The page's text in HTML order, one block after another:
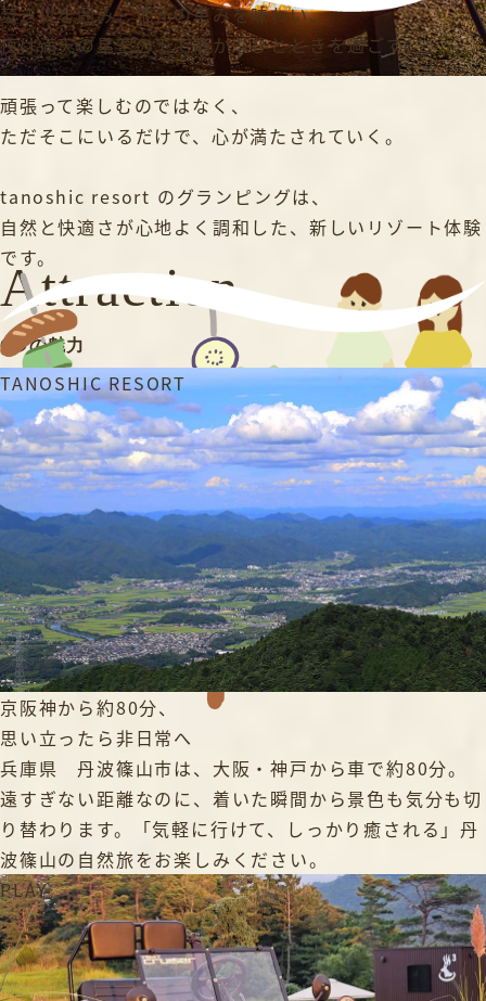
焚き火を囲み、地元の恵みを味わい、
夜は満天の星空の下で静かなひとときを過ごす。
頑張って楽しむのではなく、
ただそこにいるだけで、心が満たされていく。
tanoshic resort のグランピングは、
自然と快適さが心地よく調和した、新しいリゾート体験
です。
Attraction
6つの魅力
京阪神から約80分、
思い立ったら非日常へ
兵庫県 丹波篠山市は、大阪・神戸から車で約80分。
遠すぎない距離なのに、着いた瞬間から景色も気分も切
り替わります。「気軽に行けて、しっかり癒される」丹
波篠山の自然旅をお楽しみください。
TANOSHIC RESORT
PLAY